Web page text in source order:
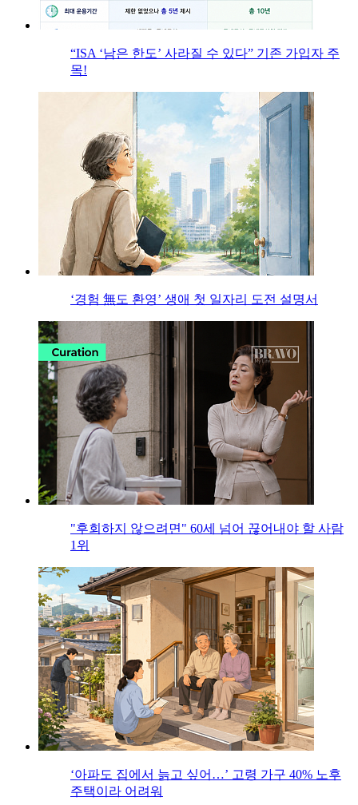
“ISA ‘남은 한도’ 사라질 수 있다” 기존 가입자 주
목!
‘경험 無도 환영’ 생애 첫 일자리 도전 설명서
"후회하지 않으려면" 60세 넘어 끊어내야 할 사람
1위
‘아파도 집에서 늙고 싶어…’ 고령 가구 40% 노후
주택이라 어려워